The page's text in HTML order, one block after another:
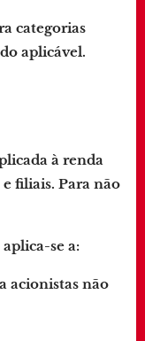
categorias
aplicável.
à renda
filiais. Para não
aplica-se a:
acionistas não